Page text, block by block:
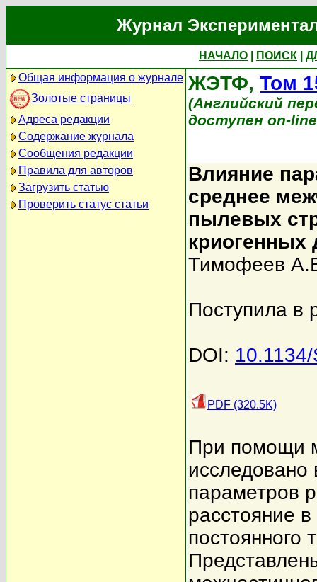
Журнал
НАЧАЛО ПОИСК
Общая информация о журнале
Золотые страницы
Адреса редакции
Содержание журнала
Сообщения редакции
Правила для авторов
Загрузить статью
Проверить статус статьи
ЖЭТФ, Том
(Английский
доступен on-
Влияние
среднее
пылевых
криогенных
Тимофеев
Поступила в
DOI:
PDF (320.5K)
При помощи
параметров
расстояние
постоянного